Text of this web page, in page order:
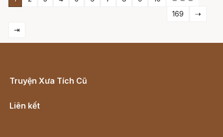
169
⇢
⇥
Truyện Xưa Tích Cũ
Liên kết